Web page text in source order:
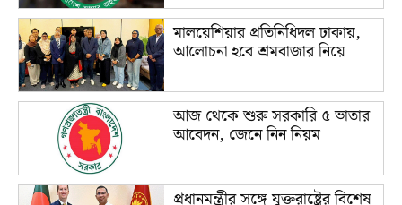
মালয়েশিয়ার প্রতিনিধিদল ঢাকায়,
আলোচনা হবে শ্রমবাজার নিয়ে
আজ থেকে শুরু সরকারি ৫ ভাতার
আবেদন, জেনে নিন নিয়ম
প্রধানমন্ত্রীর সঙ্গে যুক্তরাষ্ট্রের বিশেষ